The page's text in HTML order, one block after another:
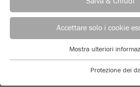
Accettare solo i cookie
I cookie essenziali sono necessari per le
Mostra ulteriori
Protezione dei
ISO/EN/DIN Code
Abrasion resistance
very good